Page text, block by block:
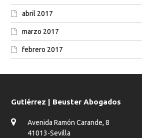
abril 2017
marzo 2017
febrero 2017
Gutiérrez | Beuster Abogados
Avenida Ramón Carande, 8
41013-Sevilla